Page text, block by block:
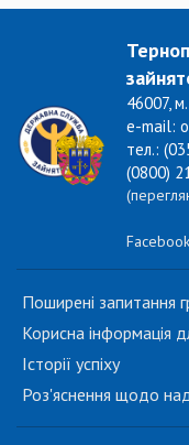
46007,
e-mail:
тел.:
(0800)
Facebook
Поширені запитання
Корисна інформація
Історії успіху
Роз'яснення щодо